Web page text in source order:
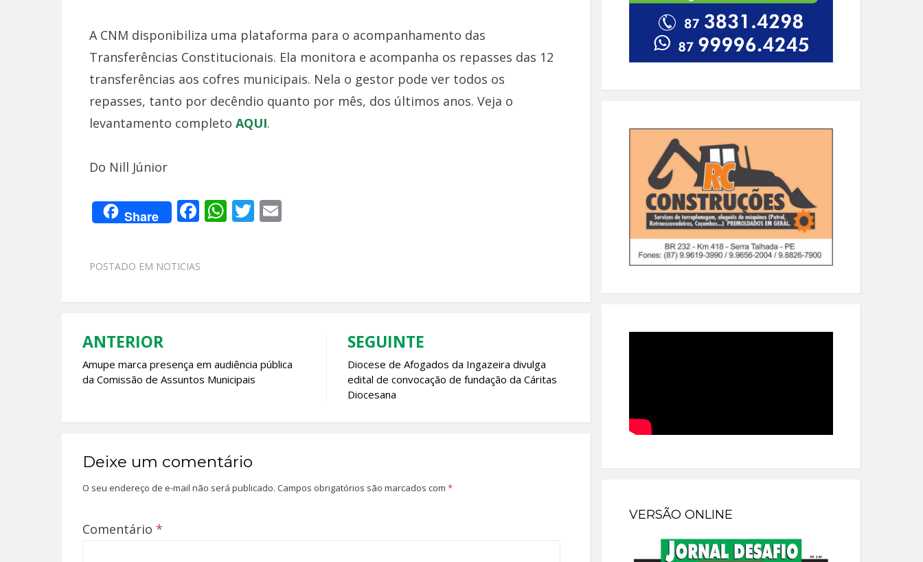
A CNM disponibiliza uma plataforma para o acompanhamento das
Transferências Constitucionais. Ela monitora e acompanha os repasses das 12
transferências aos cofres municipais. Nela o gestor pode ver todos os
repasses, tanto por decêndio quanto por mês, dos últimos anos. Veja o
levantamento completo AQUI.
Do Nill Júnior
Share F
b
o
W
A
T E
POSTADO EM NOTICIAS
Navegação
de
ANTERIOR
Amupe marca presença em audiência pública
da Comissão de Assuntos Municipais
SEGUINTE
Diocese de Afogados da Ingazeira divulga
edital de convocação de fundação da Cáritas
Diocesana
Deixe um comentário
O seu endereço de e-mail não será publicado. Campos obrigatórios são marcados com *
Comentário *
VERSÃO ONLINE